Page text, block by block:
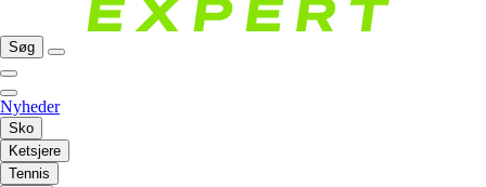
Søg
Nyheder
Sko
Ketsjere
Tennis